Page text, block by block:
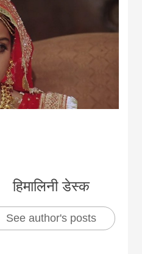
हिमालिनी डेस्क
See author's posts